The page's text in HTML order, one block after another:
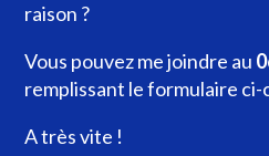
raison ?
Vous pouvez me joindre au
remplissant le formulaire
A très vite !